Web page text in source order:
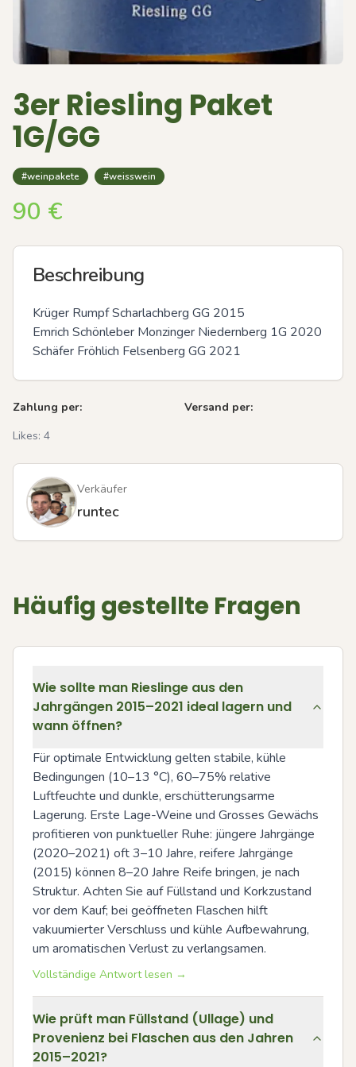
3er Riesling Paket
1G/GG
#weinpakete #weisswein
90 €
Beschreibung
Krüger Rumpf Scharlachberg GG 2015
Emrich Schönleber Monzinger Niedernberg 1G 2020
Schäfer Fröhlich Felsenberg GG 2021
Zahlung per:
Versand per:
Likes: 4
Verkäufer
runtec
Häufig gestellte Fragen
Wie sollte man Rieslinge aus den
Jahrgängen 2015–2021 ideal lagern und
wann öffnen?
Für optimale Entwicklung gelten stabile, kühle
Bedingungen (10–13 °C), 60–75% relative
Luftfeuchte und dunkle, erschütterungsarme
Lagerung. Erste Lage-Weine und Grosses Gewächs
profitieren von punktueller Ruhe: jüngere Jahrgänge
(2020–2021) oft 3–10 Jahre, reifere Jahrgänge
(2015) können 8–20 Jahre Reife bringen, je nach
Struktur. Achten Sie auf Füllstand und Korkzustand
vor dem Kauf; bei geöffneten Flaschen hilft
vakuumierter Verschluss und kühle Aufbewahrung,
um aromatischen Verlust zu verlangsamen.
Vollständige Antwort lesen →
Wie prüft man Füllstand (Ullage) und
Provenienz bei Flaschen aus den Jahren
2015–2021?